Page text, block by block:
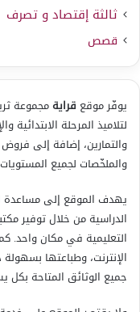
ثالثة إقتصاد و تصرف
قصص
يوفّر موقع قرايةمجموعة
لتلاميذ المرحلة الابتدائية
والتمارين، إضافة إلى
والملخّصات لجميع
يهدف الموقع إلى مساعدة
الدراسية من خلال توفير
التعليمية في مكان واحد.
الإنترنت، وطباعتها
جميع الوثائق المتاحة بكل